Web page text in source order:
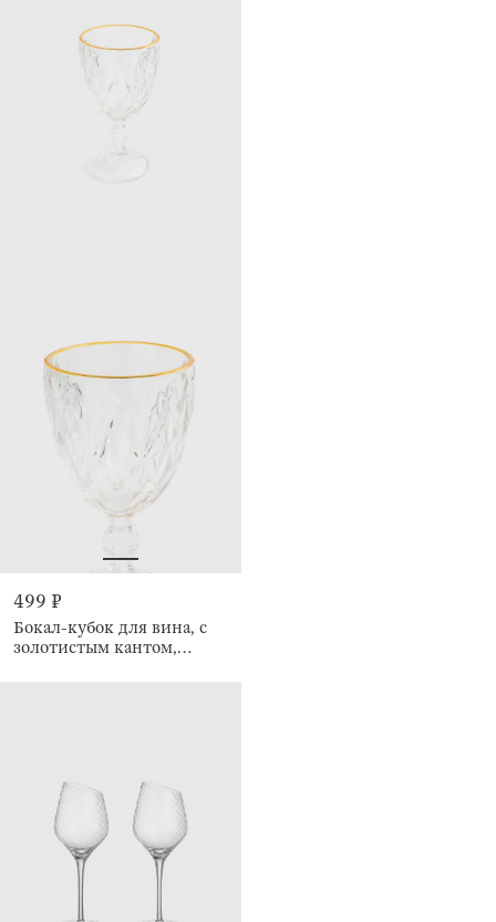
499 ₽
Бокал-кубок для вина, с
золотистым кантом,